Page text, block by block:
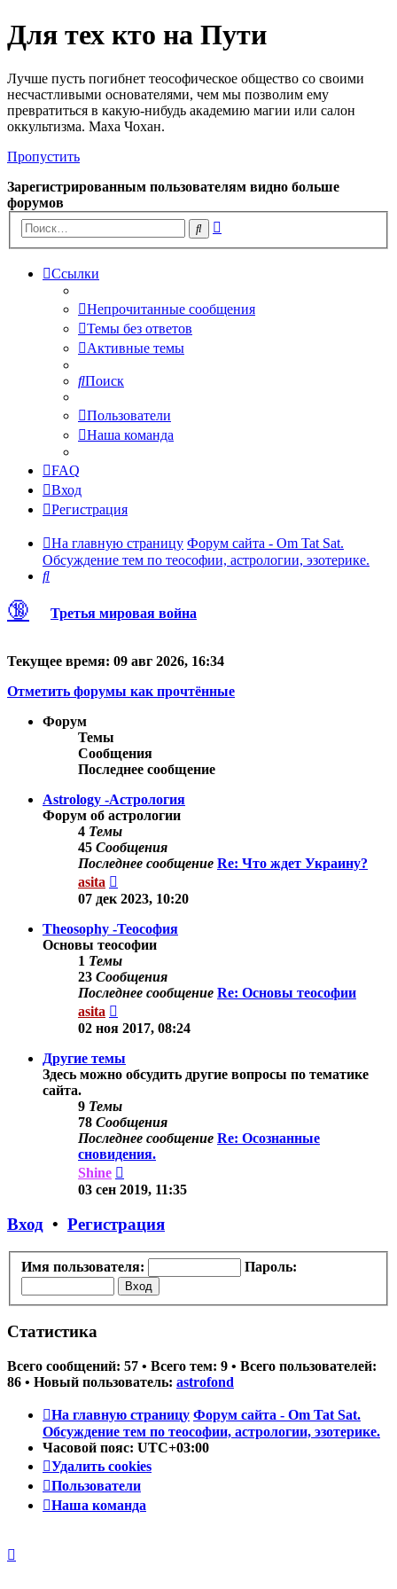
Для тех кто на Пути
Лучше пусть погибнет теософическое общество со своими
несчастливыми основателями, чем мы позволим ему
превратиться в какую-нибудь академию магии или салон
оккультизма. Маха Чохан.
Пропустить
Зарегистрированным пользователям видно больше
форумов
Поиск
Ссылки
Непрочитанные сообщения
Темы без ответов
Активные темы
Поиск
Пользователи
Наша команда
FAQ
Вход
Регистрация
На главную страницу Форум сайта - Om Tat Sat.
Обсуждение тем по теософии, астрологии, эзотерике.
Поиск
🔞 Третья мировая война
Текущее время: 09 авг 2026, 16:34
Отметить форумы как прочтённые
Форум
Темы
Сообщения
Последнее сообщение
Astrology -Астрология
Форум об астрологии
4 Темы
45 Сообщения
Последнее сообщение Re: Что ждет Украину?
asita
к
сообщению
07 дек 2023, 10:20
Theosophy -Теософия
Основы теософии
1 Темы
23 Сообщения
Последнее сообщение Re: Основы теософии
asita
к
сообщению
02 ноя 2017, 08:24
Другие темы
Здесь можно обсудить другие вопросы по тематике
сайта.
9 Темы
78 Сообщения
Последнее сообщение Re: Осознанные
сновидения.
Shine
к
03 сен 2019, 11:35
Вход • Регистрация
Имя пользователя: Пароль:
Статистика
Всего сообщений: 57 • Всего тем: 9 • Всего пользователей:
86 • Новый пользователь: astrofond
На главную страницу Форум сайта - Om Tat Sat.
Обсуждение тем по теософии, астрологии, эзотерике.
Часовой пояс: UTC+03:00
Удалить cookies
Пользователи
Наша команда